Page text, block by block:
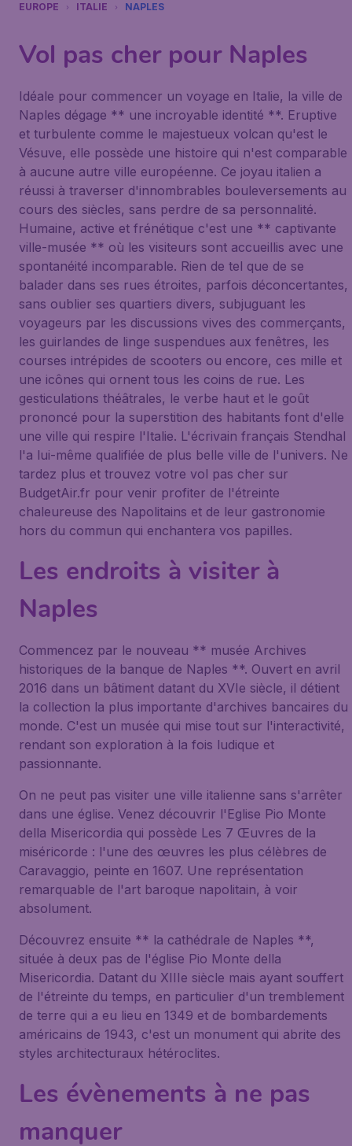
EUROPE ITALIE NAPLES
Vol pas cher pour Naples
Idéale pour commencer un voyage en Italie, la ville de
Naples dégage ** une incroyable identité **. Eruptive
et turbulente comme le majestueux volcan qu'est le
Vésuve, elle possède une histoire qui n'est comparable
à aucune autre ville européenne. Ce joyau italien a
réussi à traverser d'innombrables bouleversements au
cours des siècles, sans perdre de sa personnalité.
Humaine, active et frénétique c'est une ** captivante
ville-musée ** où les visiteurs sont accueillis avec une
spontanéité incomparable. Rien de tel que de se
balader dans ses rues étroites, parfois déconcertantes,
sans oublier ses quartiers divers, subjuguant les
voyageurs par les discussions vives des commerçants,
les guirlandes de linge suspendues aux fenêtres, les
courses intrépides de scooters ou encore, ces mille et
une icônes qui ornent tous les coins de rue. Les
gesticulations théâtrales, le verbe haut et le goût
prononcé pour la superstition des habitants font d'elle
une ville qui respire l'Italie. L'écrivain français Stendhal
l'a lui-même qualifiée de plus belle ville de l'univers. Ne
tardez plus et trouvez votre vol pas cher sur
BudgetAir.fr pour venir profiter de l'étreinte
chaleureuse des Napolitains et de leur gastronomie
hors du commun qui enchantera vos papilles.
Les endroits à visiter à
Naples
Commencez par le nouveau ** musée Archives
historiques de la banque de Naples **. Ouvert en avril
2016 dans un bâtiment datant du XVIe siècle, il détient
la collection la plus importante d'archives bancaires du
monde. C'est un musée qui mise tout sur l'interactivité,
rendant son exploration à la fois ludique et
passionnante.
On ne peut pas visiter une ville italienne sans s'arrêter
dans une église. Venez découvrir l'Eglise Pio Monte
della Misericordia qui possède Les 7 Œuvres de la
miséricorde : l'une des œuvres les plus célèbres de
Caravaggio, peinte en 1607. Une représentation
remarquable de l'art baroque napolitain, à voir
absolument.
Découvrez ensuite ** la cathédrale de Naples **,
située à deux pas de l'église Pio Monte della
Misericordia. Datant du XIIIe siècle mais ayant souffert
de l'étreinte du temps, en particulier d'un tremblement
de terre qui a eu lieu en 1349 et de bombardements
américains de 1943, c'est un monument qui abrite des
styles architecturaux hétéroclites.
Les évènements à ne pas
manquer